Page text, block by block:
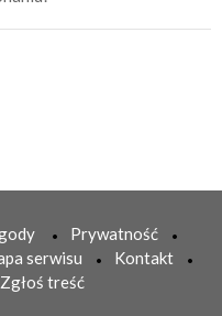
Prywatność
serwisu
Kontakt
treść